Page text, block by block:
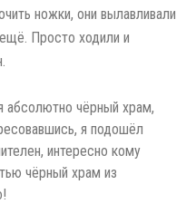
ножки, они вылавливали
Просто ходили и
абсолютно чёрный храм,
я подошёл
интересно кому
чёрный храм из